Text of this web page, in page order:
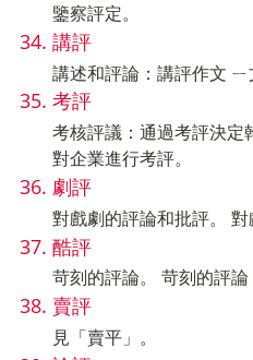
鑒察評定。
講評
講述和評論：講評作文 ㄧ
考評
考核評議：通過考評決定
對企業進行考評。
劇評
對戲劇的評論和批評。
酷評
苛刻的評論。 苛刻的評論
賣評
見「賣平」。